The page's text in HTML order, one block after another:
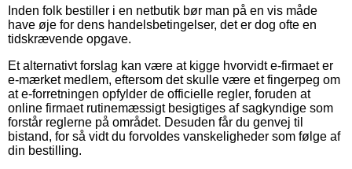
Inden folk bestiller i en netbutik bør man på en vis måde
have øje for dens handelsbetingelser, det er dog ofte en
tidskrævende opgave.
Et alternativt forslag kan være at kigge hvorvidt e-firmaet er
e-mærket medlem, eftersom det skulle være et fingerpeg om
at e-forretningen opfylder de officielle regler, foruden at
online firmaet rutinemæssigt besigtiges af sagkyndige som
forstår reglerne på området. Desuden får du genvej til
bistand, for så vidt du forvoldes vanskeligheder som følge af
din bestilling.